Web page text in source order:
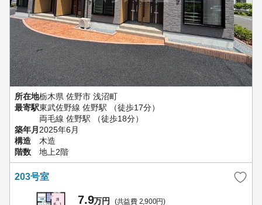
所在地栃木県 佐野市 浅沼町
最寄駅東武佐野線 佐野駅 （徒歩17分）
両毛線 佐野駅 （徒歩18分）
築年月2025年6月
構造
木造
階数
地上2階
203号室
7.9万円 (共益費 2,900円)